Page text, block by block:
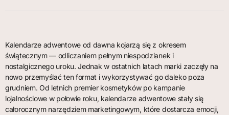
Kalendarze adwentowe od dawna kojarzą się z okresem
świątecznym — odliczaniem pełnym niespodzianek i
nostalgicznego uroku. Jednak w ostatnich latach marki zaczęły na
nowo przemyślać ten format i wykorzystywać go daleko poza
grudniem. Od letnich premier kosmetyków po kampanie
lojalnościowe w połowie roku, kalendarze adwentowe stały się
całorocznym narzędziem marketingowym, które dostarcza emocji,